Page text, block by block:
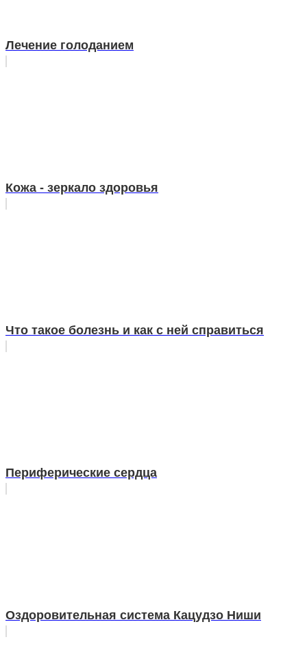
Лечение голоданием
Кожа - зеркало здоровья
Что такое болезнь и как с ней справиться
Периферические сердца
Оздоровительная система Кацудзо Ниши